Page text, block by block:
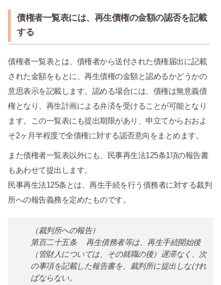
債権者一覧表には、再生債権の金額の認否を記載
する
債権者一覧表とは、債権者から送付された債権届出に記載
された金額をもとに、再生債権の金額と認めるかどうかの
意思表示を記載します。認める場合には、債権は無意義債
権となり、再生計画による弁済を受けることが可能となり
ます。この一覧表にも提出期限があり、申立てからおおよ
そ2ヶ月半程度で全債権に対する認否意向をまとめます。
また債権者一覧表以外にも、民事再生法125条1項の報告書
もあわせて提出します。
民事再生法125条とは、再生手続を行う債務者に対する裁判
所への報告義務を定めたものです。
（裁判所への報告）
第百二十五条 再生債務者等は、再生手続開始後
（管財人については、その就職の後）遅滞なく、次
の事項を記載した報告書を、裁判所に提出しなけれ
ばならない。